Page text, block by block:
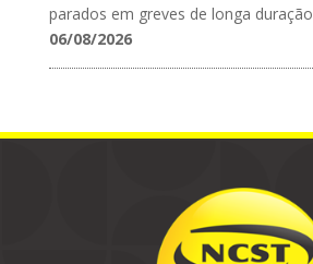
parados em greves de longa duração
06/08/2026